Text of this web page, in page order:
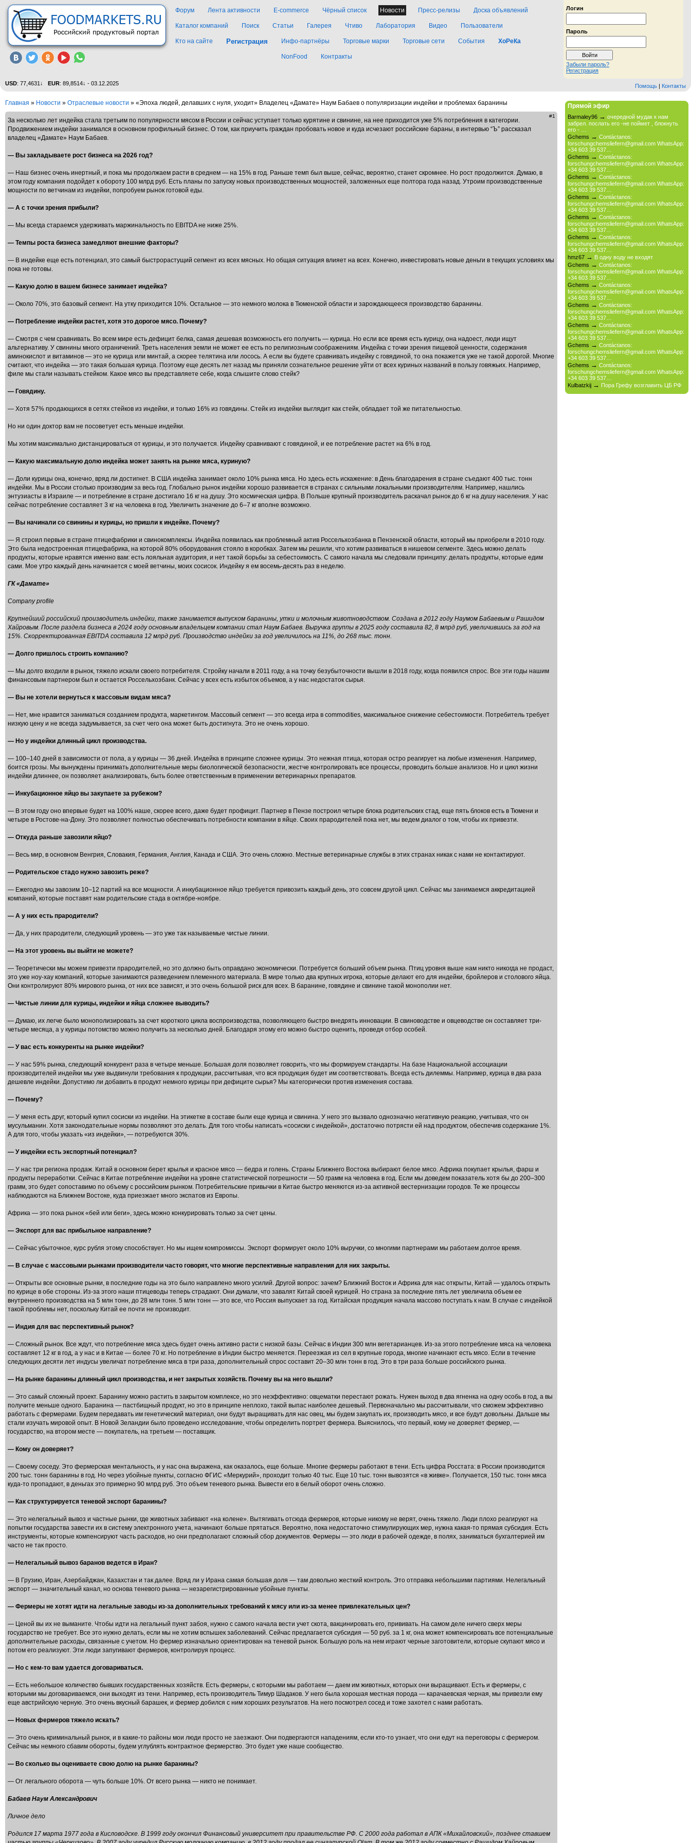
Логин
Пароль
Забыли пароль?
Регистрация
Форум Лента активности E-commerce Чёрный список Новости Пресс-релизы Доска объявлений
Каталог компаний Поиск Статьи Галерея Чтиво Лаборатория Видео Пользователи
Кто на сайте Регистрация Инфо-партнёры Торговые марки Торговые сети События ХоРеКа
NonFood Контракты
Помощь | Контакты
USD: 77,4631↓ EUR: 89,8514↓ - 03.12.2025
Главная » Новости » Отраслевые новости » «Эпоха людей, делавших с нуля, уходит» Владелец «Дамате» Наум Бабаев о популяризации индейки и проблемах баранины
#1
За несколько лет индейка стала третьим по популярности мясом в России и сейчас уступает только курятине и свинине, на нее приходится уже 5% потребления в категории.
Продвижением индейки занимался в основном профильный бизнес. О том, как приучить граждан пробовать новое и куда исчезают российские бараны, в интервью “Ъ” рассказал
владелец «Дамате» Наум Бабаев.
— Вы закладываете рост бизнеса на 2026 год?
— Наш бизнес очень инертный, и пока мы продолжаем расти в среднем — на 15% в год. Раньше темп был выше, сейчас, вероятно, станет скромнее. Но рост продолжится. Думаю, в
этом году компания подойдет к обороту 100 млрд руб. Есть планы по запуску новых производственных мощностей, заложенных еще полтора года назад. Утроим производственные
мощности по ветчинам из индейки, попробуем рынок готовой еды.
— А с точки зрения прибыли?
— Мы всегда стараемся удерживать маржинальность по EBITDA не ниже 25%.
— Темпы роста бизнеса замедляют внешние факторы?
— В индейке еще есть потенциал, это самый быстрорастущий сегмент из всех мясных. Но общая ситуация влияет на всех. Конечно, инвестировать новые деньги в текущих условиях мы
пока не готовы.
— Какую долю в вашем бизнесе занимает индейка?
— Около 70%, это базовый сегмент. На утку приходится 10%. Остальное — это немного молока в Тюменской области и зарождающееся производство баранины.
— Потребление индейки растет, хотя это дорогое мясо. Почему?
— Смотря с чем сравнивать. Во всем мире есть дефицит белка, самая дешевая возможность его получить — курица. Но если все время есть курицу, она надоест, люди ищут
альтернативу. У свинины много ограничений. Треть населения земли не может ее есть по религиозным соображениям. Индейка с точки зрения пищевой ценности, содержания
аминокислот и витаминов — это не курица или минтай, а скорее телятина или лосось. А если вы будете сравнивать индейку с говядиной, то она покажется уже не такой дорогой. Многие
считают, что индейка — это такая большая курица. Поэтому еще десять лет назад мы приняли сознательное решение уйти от всех куриных названий в пользу говяжьих. Например,
филе мы стали называть стейком. Какое мясо вы представляете себе, когда слышите слово стейк?
— Говядину.
— Хотя 57% продающихся в сетях стейков из индейки, и только 16% из говядины. Стейк из индейки выглядит как стейк, обладает той же питательностью.
Но ни один доктор вам не посоветует есть меньше индейки.
Мы хотим максимально дистанцироваться от курицы, и это получается. Индейку сравнивают с говядиной, и ее потребление растет на 6% в год.
— Какую максимальную долю индейка может занять на рынке мяса, куриную?
— Доли курицы она, конечно, вряд ли достигнет. В США индейка занимает около 10% рынка мяса. Но здесь есть искажение: в День благодарения в стране съедают 400 тыс. тонн
индейки. Мы в России столько производим за весь год. Глобально рынок индейки хорошо развивается в странах с сильными локальными производителям. Например, нашлись
энтузиасты в Израиле — и потребление в стране достигало 16 кг на душу. Это космическая цифра. В Польше крупный производитель раскачал рынок до 6 кг на душу населения. У нас
сейчас потребление составляет 3 кг на человека в год. Увеличить значение до 6–7 кг вполне возможно.
— Вы начинали со свинины и курицы, но пришли к индейке. Почему?
— Я строил первые в стране птицефабрики и свинокомплексы. Индейка появилась как проблемный актив Россельхозбанка в Пензенской области, который мы приобрели в 2010 году.
Это была недостроенная птицефабрика, на которой 80% оборудования стояло в коробках. Затем мы решили, что хотим развиваться в нишевом сегменте. Здесь можно делать
продукты, которые нравятся именно вам: есть лояльная аудитория, и нет такой борьбы за себестоимость. С самого начала мы следовали принципу: делать продукты, которые едим
сами. Мое утро каждый день начинается с моей ветчины, моих сосисок. Индейку я ем восемь-десять раз в неделю.
ГК «Дамате»
Company profile
Крупнейший российский производитель индейки, также занимается выпуском баранины, утки и молочным животноводством. Создана в 2012 году Наумом Бабаевым и Рашидом
Хайровым. После раздела бизнеса в 2024 году основным владельцем компании стал Наум Бабаев. Выручка группы в 2025 году составила 82, 8 млрд руб, увеличившись за год на
15%. Скорректированная EBITDA составила 12 млрд руб. Производство индейки за год увеличилось на 11%, до 268 тыс. тонн.
— Долго пришлось строить компанию?
— Мы долго входили в рынок, тяжело искали своего потребителя. Стройку начали в 2011 году, а на точку безубыточности вышли в 2018 году, когда появился спрос. Все эти годы нашим
финансовым партнером был и остается Россельхозбанк. Сейчас у всех есть избыток объемов, а у нас недостаток сырья.
— Вы не хотели вернуться к массовым видам мяса?
— Нет, мне нравится заниматься созданием продукта, маркетингом. Массовый сегмент — это всегда игра в commodities, максимальное снижение себестоимости. Потребитель требует
низкую цену и не всегда задумывается, за счет чего она может быть достигнута. Это не очень хорошо.
— Но у индейки длинный цикл производства.
— 100–140 дней в зависимости от пола, а у курицы — 36 дней. Индейка в принципе сложнее курицы. Это нежная птица, которая остро реагирует на любые изменения. Например,
боится грозы. Мы вынуждены принимать дополнительные меры биологической безопасности, жестче контролировать все процессы, проводить больше анализов. Но и цикл жизни
индейки длиннее, он позволяет анализировать, быть более ответственным в применении ветеринарных препаратов.
— Инкубационное яйцо вы закупаете за рубежом?
— В этом году оно впервые будет на 100% наше, скорее всего, даже будет профицит. Партнер в Пензе построил четыре блока родительских стад, еще пять блоков есть в Тюмени и
четыре в Ростове-на-Дону. Это позволяет полностью обеспечивать потребности компании в яйце. Своих прародителей пока нет, мы ведем диалог о том, чтобы их привезти.
— Откуда раньше завозили яйцо?
— Весь мир, в основном Венгрия, Словакия, Германия, Англия, Канада и США. Это очень сложно. Местные ветеринарные службы в этих странах никак с нами не контактируют.
— Родительское стадо нужно завозить реже?
— Ежегодно мы завозим 10–12 партий на все мощности. А инкубационное яйцо требуется привозить каждый день, это совсем другой цикл. Сейчас мы занимаемся аккредитацией
компаний, которые поставят нам родительские стада в октябре-ноябре.
— А у них есть прародители?
— Да, у них прародители, следующий уровень — это уже так называемые чистые линии.
— На этот уровень вы выйти не можете?
— Теоретически мы можем привезти прародителей, но это должно быть оправдано экономически. Потребуется больший объем рынка. Птиц уровня выше нам никто никогда не продаст,
это уже ноу-хау компаний, которые занимаются разведением племенного материала. В мире только два крупных игрока, которые делают его для индейки, бройлеров и столового яйца.
Они контролируют 80% мирового рынка, от них все зависят, и это очень большой риск для всех. В баранине, говядине и свинине такой монополии нет.
— Чистые линии для курицы, индейки и яйца сложнее выводить?
— Думаю, их легче было монополизировать за счет короткого цикла воспроизводства, позволяющего быстро внедрять инновации. В свиноводстве и овцеводстве он составляет три-
четыре месяца, а у курицы потомство можно получить за несколько дней. Благодаря этому его можно быстро оценить, проведя отбор особей.
— У вас есть конкуренты на рынке индейки?
— У нас 59% рынка, следующий конкурент раза в четыре меньше. Большая доля позволяет говорить, что мы формируем стандарты. На базе Национальной ассоциации
производителей индейки мы уже выдвинули требования к продукции, рассчитывая, что вся продукция будет им соответствовать. Всегда есть дилеммы. Например, курица в два раза
дешевле индейки. Допустимо ли добавить в продукт немного курицы при дефиците сырья? Мы категорически против изменения состава.
— Почему?
— У меня есть друг, который купил сосиски из индейки. На этикетке в составе были еще курица и свинина. У него это вызвало однозначно негативную реакцию, учитывая, что он
мусульманин. Хотя законодательные нормы позволяют это делать. Для того чтобы написать «сосиски с индейкой», достаточно потрясти ей над продуктом, обеспечив содержание 1%.
А для того, чтобы указать «из индейки», — потребуются 30%.
— У индейки есть экспортный потенциал?
— У нас три региона продаж. Китай в основном берет крылья и красное мясо — бедра и голень. Страны Ближнего Востока выбирают белое мясо. Африка покупает крылья, фарш и
продукты переработки. Сейчас в Китае потребление индейки на уровне статистической погрешности — 50 грамм на человека в год. Если мы доведем показатель хотя бы до 200–300
грамм, это будет сопоставимо по объему с российским рынком. Потребительские привычки в Китае быстро меняются из-за активной вестернизации городов. Те же процессы
наблюдаются на Ближнем Востоке, куда приезжает много экспатов из Европы.
Африка — это пока рынок «бей или беги», здесь можно конкурировать только за счет цены.
— Экспорт для вас прибыльное направление?
— Сейчас убыточное, курс рубля этому способствует. Но мы ищем компромиссы. Экспорт формирует около 10% выручки, со многими партнерами мы работаем долгое время.
— В случае с массовыми рынками производители часто говорят, что многие перспективные направления для них закрыты.
— Открыты все основные рынки, в последние годы на это было направлено много усилий. Другой вопрос: зачем? Ближний Восток и Африка для нас открыты, Китай — удалось открыть
по курице в обе стороны. Из-за этого наши птицеводы теперь страдают. Они думали, что завалят Китай своей курицей. Но страна за последние пять лет увеличила объем ее
внутреннего производства на 5 млн тонн, до 28 млн тонн. 5 млн тонн — это все, что Россия выпускает за год. Китайская продукция начала массово поступать к нам. В случае с индейкой
такой проблемы нет, поскольку Китай ее почти не производит.
— Индия для вас перспективный рынок?
— Сложный рынок. Все ждут, что потребление мяса здесь будет очень активно расти с низкой базы. Сейчас в Индии 300 млн вегетарианцев. Из-за этого потребление мяса на человека
составляет 12 кг в год, а у нас и в Китае — более 70 кг. Но потребление в Индии быстро меняется. Переезжая из сел в крупные города, многие начинают есть мясо. Если в течение
следующих десяти лет индусы увеличат потребление мяса в три раза, дополнительный спрос составит 20–30 млн тонн в год. Это в три раза больше российского рынка.
— На рынке баранины длинный цикл производства, и нет закрытых хозяйств. Почему вы на него вышли?
— Это самый сложный проект. Баранину можно растить в закрытом комплексе, но это неэффективно: овцематки перестают рожать. Нужен выход в два ягненка на одну особь в год, а вы
получите меньше одного. Баранина — пастбищный продукт, но это в принципе неплохо, такой выпас наиболее дешевый. Первоначально мы рассчитывали, что сможем эффективно
работать с фермерами. Будем передавать им генетический материал, они будут выращивать для нас овец, мы будем закупать их, производить мясо, и все будут довольны. Дальше мы
стали изучать мировой опыт. В Новой Зеландии было проведено исследование, чтобы определить портрет фермера. Выяснилось, что первый, кому не доверяет фермер, —
государство, на втором месте — покупатель, на третьем — поставщик.
— Кому он доверяет?
— Своему соседу. Это фермерская ментальность, и у нас она выражена, как оказалось, еще больше. Многие фермеры работают в тени. Есть цифра Росстата: в России производится
200 тыс. тонн баранины в год. Но через убойные пункты, согласно ФГИС «Меркурий», проходит только 40 тыс. Еще 10 тыс. тонн вывозятся «в живке». Получается, 150 тыс. тонн мяса
куда-то пропадают, в деньгах это примерно 90 млрд руб. Это объем теневого рынка. Вывести его в белый оборот очень сложно.
— Как структурируется теневой экспорт баранины?
— Это нелегальный вывоз и частные рынки, где животных забивают «на колене». Вытягивать отсюда фермеров, которые никому не верят, очень тяжело. Люди плохо реагируют на
попытки государства завести их в систему электронного учета, начинают больше прятаться. Вероятно, пока недостаточно стимулирующих мер, нужна какая-то прямая субсидия. Есть
инструменты, которые компенсируют часть расходов, но они предполагают сложный сбор документов. Фермеры — это люди в рабочей одежде, в полях, заниматься бухгалтерией им
часто не так просто.
— Нелегальный вывоз баранов ведется в Иран?
— В Грузию, Иран, Азербайджан, Казахстан и так далее. Вряд ли у Ирана самая большая доля — там довольно жесткий контроль. Это отправка небольшими партиями. Нелегальный
экспорт — значительный канал, но основа теневого рынка — незарегистрированные убойные пункты.
— Фермеры не хотят идти на легальные заводы из-за дополнительных требований к мясу или из-за менее привлекательных цен?
— Ценой вы их не выманите. Чтобы идти на легальный пункт забоя, нужно с самого начала вести учет скота, вакцинировать его, прививать. На самом деле ничего сверх меры
государство не требует. Все это нужно делать, если мы не хотим вспышек заболеваний. Сейчас предлагается субсидия — 50 руб. за 1 кг, она может компенсировать все потенциальные
дополнительные расходы, связанные с учетом. Но фермер изначально ориентирован на теневой рынок. Большую роль на нем играют черные заготовители, которые скупают мясо и
потом его реализуют. Эти люди запугивают фермеров, контролируя процесс.
— Но с кем-то вам удается договариваться.
— Есть небольшое количество бывших государственных хозяйств. Есть фермеры, с которыми мы работаем — даем им животных, которых они выращивают. Есть и фермеры, с
которыми мы договариваемся, они выходят из тени. Например, есть производитель Тимур Шадаков. У него была хорошая местная порода — карачаевская черная, мы привезли ему
еще австрийскую черную. Это очень вкусный барашек, и фермер добился с ним хороших результатов. На него посмотрел сосед и тоже захотел с нами работать.
— Новых фермеров тяжело искать?
— Это очень криминальный рынок, и в какие-то районы мои люди просто не заезжают. Они подвергаются нападениям, если кто-то узнает, что они едут на переговоры с фермером.
Сейчас мы немного сбавим обороты, будем углублять контрактное фермерство. Это будет уже наше сообщество.
— Во сколько вы оцениваете свою долю на рынке баранины?
— От легального оборота — чуть больше 10%. От всего рынка — никто не понимает.
Бабаев Наум Александрович
Личное дело
Родился 17 марта 1977 года в Кисловодске. В 1999 году окончил Финансовый университет при правительстве РФ. С 2000 года работал в АПК «Михайловский», позднее ставшем
Прямой эфир
Barmaley96 → очередной мудак к нам
забрел. послать его -не поймет , блокнуть
его - …
Gchems → Contáctanos:
forschungchemsliefern@gmail.com WhatsApp:
+34 603 39 537…
Gchems → Contáctanos:
forschungchemsliefern@gmail.com WhatsApp:
+34 603 39 537…
Gchems → Contáctanos:
forschungchemsliefern@gmail.com WhatsApp:
+34 603 39 537…
Gchems → Contáctanos:
forschungchemsliefern@gmail.com WhatsApp:
+34 603 39 537…
Gchems → Contáctanos:
forschungchemsliefern@gmail.com WhatsApp:
+34 603 39 537…
Gchems → Contáctanos:
forschungchemsliefern@gmail.com WhatsApp:
+34 603 39 537…
hmz67 → В одну воду не входят
Gchems → Contáctanos:
forschungchemsliefern@gmail.com WhatsApp:
+34 603 39 537…
Gchems → Contáctanos:
forschungchemsliefern@gmail.com WhatsApp:
+34 603 39 537…
Gchems → Contáctanos:
forschungchemsliefern@gmail.com WhatsApp:
+34 603 39 537…
Gchems → Contáctanos:
forschungchemsliefern@gmail.com WhatsApp:
+34 603 39 537…
Gchems → Contáctanos:
forschungchemsliefern@gmail.com WhatsApp:
+34 603 39 537…
Gchems → Contáctanos:
forschungchemsliefern@gmail.com WhatsApp:
+34 603 39 537…
Kulbatzkij → Пора Грефу возглавить ЦБ РФ